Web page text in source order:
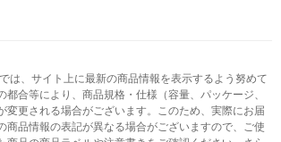
は、サイト上に最新の商品情報を表示するよう努めて
都合等により、商品規格・仕様（容量、パッケージ、
変更される場合がございます。このため、実際にお届
商品情報の表記が異なる場合がございますので、ご使